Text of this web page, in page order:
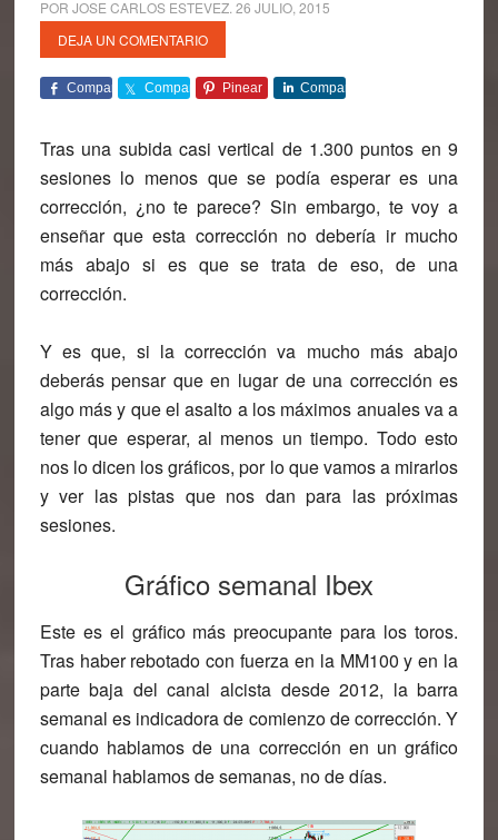
POR JOSE CARLOS ESTEVEZ. 26 JULIO, 2015
DEJA UN COMENTARIO
Comparte Comparte Pinear Comparte
Tras una subida casi vertical de 1.300 puntos en 9
sesiones lo menos que se podía esperar es una
corrección, ¿no te parece? Sin embargo, te voy a
enseñar que esta corrección no debería ir mucho
más abajo si es que se trata de eso, de una
corrección.
Y es que, si la corrección va mucho más abajo
deberás pensar que en lugar de una corrección es
algo más y que el asalto a los máximos anuales va a
tener que esperar, al menos un tiempo. Todo esto
nos lo dicen los gráficos, por lo que vamos a mirarlos
y ver las pistas que nos dan para las próximas
sesiones.
Gráfico semanal Ibex
Este es el gráfico más preocupante para los toros.
Tras haber rebotado con fuerza en la MM100 y en la
parte baja del canal alcista desde 2012, la barra
semanal es indicadora de comienzo de corrección. Y
cuando hablamos de una corrección en un gráfico
semanal hablamos de semanas, no de días.